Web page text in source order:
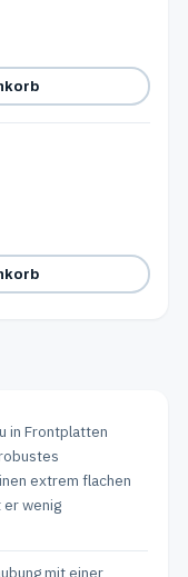
in Frontplatten
extrem flachen
er wenig
mit einer